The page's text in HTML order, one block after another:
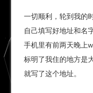
一切顺利，轮到我的
自己填写好地址和名
手机里有前两天晚上
标明了我住的地方是
就写了这个地址。